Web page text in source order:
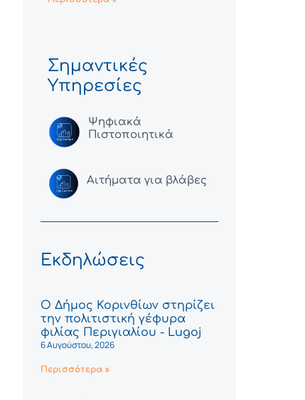
Σημαντικές
Υπηρεσίες
Ψηφιακά
Πιστοποιητικά
Αιτήματα για βλάβες
Εκδηλώσεις
Ο Δήμος Κορινθίων στηρίζει
την πολιτιστική γέφυρα
φιλίας Περιγιαλίου - Lugoj
6 Αυγούστου, 2026
Περισσότερα »